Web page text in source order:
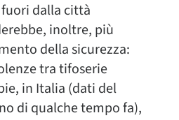
dalla città
inoltre, più
della sicurezza:
tra tifoserie
in Italia (dati del
di qualche tempo fa),